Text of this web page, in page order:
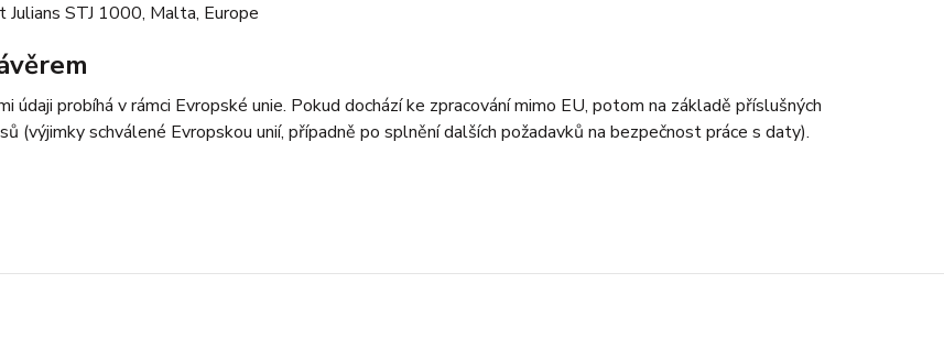
Julians STJ 1000, Malta, Europe
údaji probíhá v rámci Evropské unie. Pokud dochází ke zpracování mimo EU, potom na základě příslušných
(výjimky schválené Evropskou unií, případně po splnění dalších požadavků na bezpečnost práce s daty).